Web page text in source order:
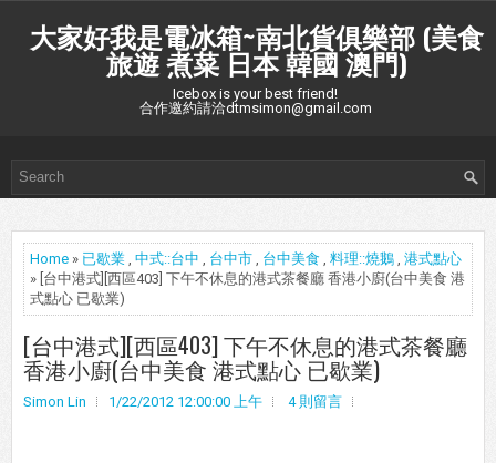
大家好我是電冰箱~南北貨俱樂部 (美食
旅遊 煮菜 日本 韓國 澳門)
Icebox is your best friend!
合作邀約請洽dtmsimon@gmail.com
Home » 已歇業 , 中式::台中 , 台中市 , 台中美食 , 料理::燒鵝 , 港式點心
» [台中港式][西區403] 下午不休息的港式茶餐廳 香港小廚(台中美食 港
式點心 已歇業)
[台中港式][西區403] 下午不休息的港式茶餐廳
香港小廚(台中美食 港式點心 已歇業)
Simon Lin 1/22/2012 12:00:00 上午 4 則留言